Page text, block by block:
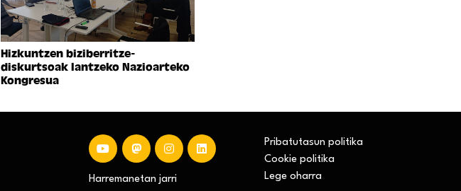
Hizkuntzen biziberritze-
diskurtsoak lantzeko Nazioarteko
Kongresua
Harremanetan jarri
Pribatutasun politika
Cookie politika
Lege oharra